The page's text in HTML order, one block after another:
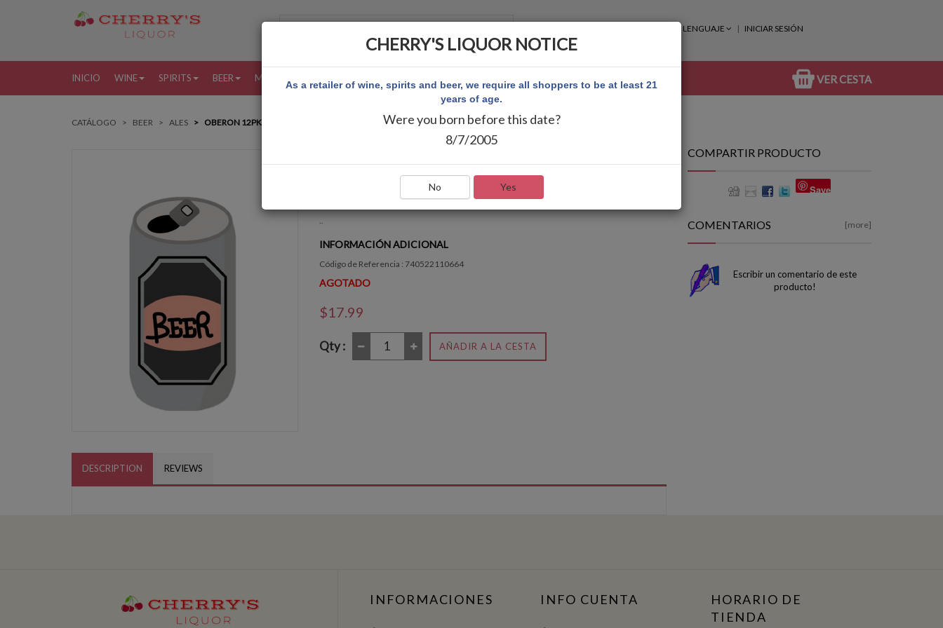
LENGUAJE INICIAR SESIÓN
INICIO WINE SPIRITS BEER MORE VER CESTA
CATÁLOGO BEER ALES OBERON 12PK CAN
RÁPIDA VISIÓN GENERAL
..
INFORMACIÓN ADICIONAL
Código de Referencia : 740522110664
AGOTADO
$17.99
Qty : AÑADIR A LA CESTA
DESCRIPTION REVIEWS
COMPARTIR PRODUCTO
Save
COMENTARIOS [more]
Escribir un comentario de este
producto!
INFORMACIONES INFO CUENTA
HORARIO DE
TIENDA
CHERRY'S LIQUOR NOTICE
As a retailer of wine, spirits and beer, we require all shoppers to be at least 21
years of age.
Were you born before this date?
8/7/2005
No Yes